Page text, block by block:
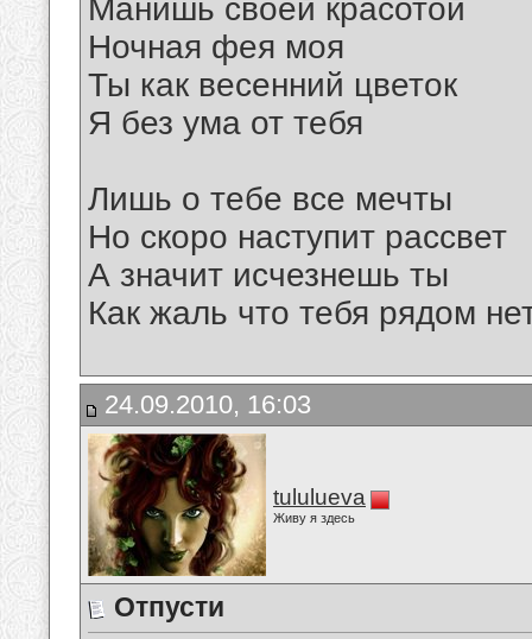
Манишь своей красотой
Ночная фея моя
Ты как весенний цветок
Я без ума от тебя
Лишь о тебе все мечты
Но скоро наступит рассвет
А значит исчезнешь ты
Как жаль что тебя рядом
24.09.2010, 16:03
tululueva
Живу я здесь
Отпусти